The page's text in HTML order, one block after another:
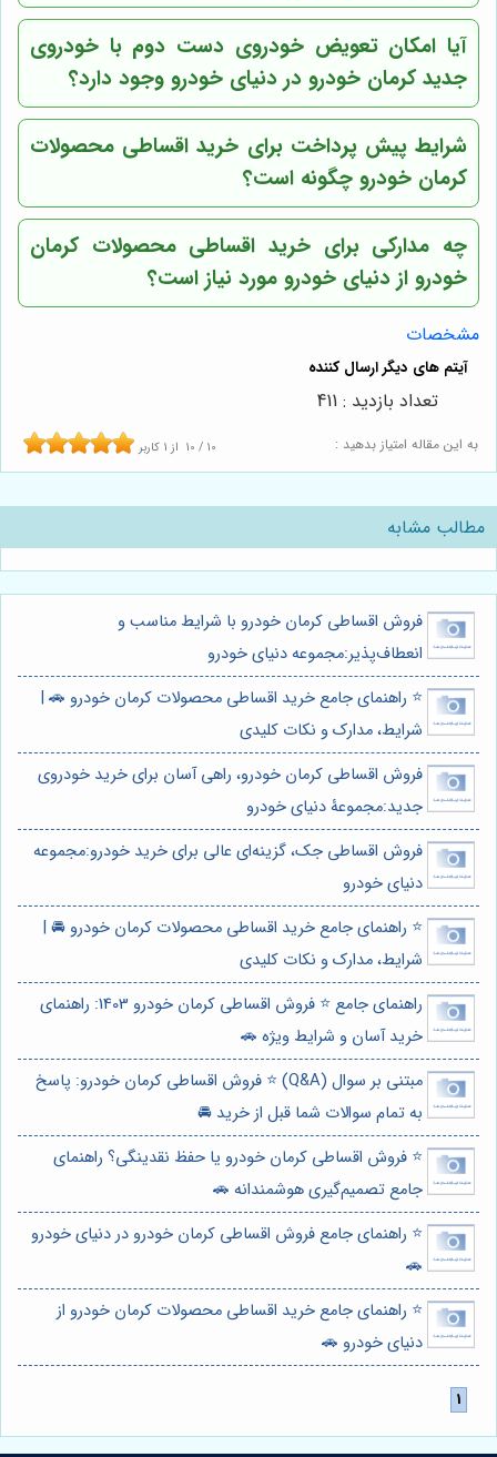
آیا امکان تعویض خودروی دست دوم با خودروی
جدید کرمان خودرو در دنیای خودرو وجود دارد؟
شرایط پیش پرداخت برای خرید اقساطی محصولات
کرمان خودرو چگونه است؟
چه مدارکی برای خرید اقساطی محصولات کرمان
خودرو از دنیای خودرو مورد نیاز است؟
مشخصات
به این مقاله امتیاز بدهید : 10 / 10 از1 کاربر
تعداد بازدید : 411
مطالب مشابه
فروش اقساطی کرمان خودرو با شرایط مناسب و
انعطاف‌پذیر:مجموعه دنیای خودرو
⭐️ راهنمای جامع خرید اقساطی محصولات کرمان خودرو 🚗 |
شرایط، مدارک و نکات کلیدی
فروش اقساطی کرمان خودرو، راهی آسان برای خرید خودروی
جدید:مجموعۀ دنیای خودرو
فروش اقساطی جک، گزینه‌ای عالی برای خرید خودرو:مجموعه
دنیای خودرو
⭐️ راهنمای جامع خرید اقساطی محصولات کرمان خودرو 🚘 |
شرایط، مدارک و نکات کلیدی
راهنمای جامع ⭐️ فروش اقساطی کرمان خودرو 1403: راهنمای
خرید آسان و شرایط ویژه 🚗
مبتنی بر سوال (Q&A) ⭐️ فروش اقساطی کرمان خودرو: پاسخ
به تمام سوالات شما قبل از خرید 🚘
⭐️ فروش اقساطی کرمان خودرو یا حفظ نقدینگی؟ راهنمای
جامع تصمیم‌گیری هوشمندانه 🚗
⭐️ راهنمای جامع فروش اقساطی کرمان خودرو در دنیای خودرو
🚗
⭐️ راهنمای جامع خرید اقساطی محصولات کرمان خودرو از
دنیای خودرو 🚗